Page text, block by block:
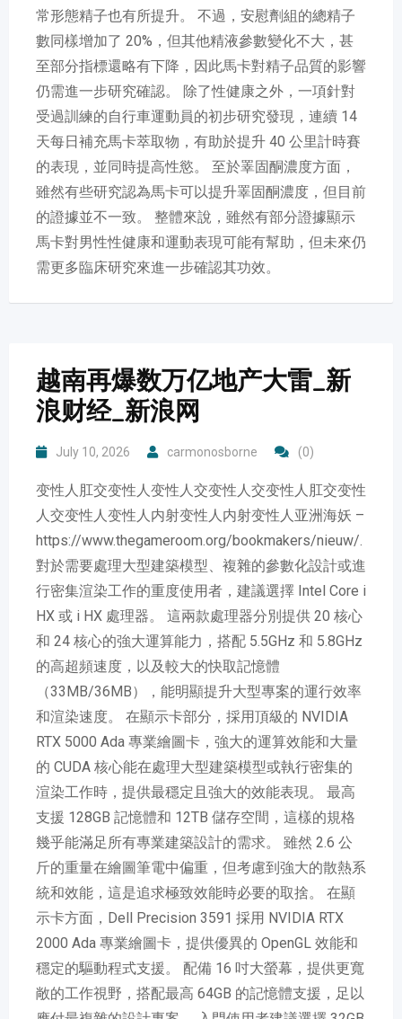
常形態精子也有所提升。 不過，安慰劑組的總精子
數同樣增加了 20%，但其他精液參數變化不大，甚
至部分指標還略有下降，因此馬卡對精子品質的影響
仍需進一步研究確認。 除了性健康之外，一項針對
受過訓練的自行車運動員的初步研究發現，連續 14
天每日補充馬卡萃取物，有助於提升 40 公里計時賽
的表現，並同時提高性慾。 至於睪固酮濃度方面，
雖然有些研究認為馬卡可以提升睪固酮濃度，但目前
的證據並不一致。 整體來說，雖然有部分證據顯示
馬卡對男性性健康和運動表現可能有幫助，但未來仍
需更多臨床研究來進一步確認其功效。
越南再爆数万亿地产大雷_新
浪财经_新浪网
July 10, 2026 carmonosborne (0)
变性人肛交变性人变性人交变性人交变性人肛交变性
人交变性人变性人内射变性人内射变性人亚洲海妖 –
https://www.thegameroom.org/bookmakers/nieuw/.
對於需要處理大型建築模型、複雜的參數化設計或進
行密集渲染工作的重度使用者，建議選擇 Intel Core i
HX 或 i HX 處理器。 這兩款處理器分別提供 20 核心
和 24 核心的強大運算能力，搭配 5.5GHz 和 5.8GHz
的高超頻速度，以及較大的快取記憶體
（33MB/36MB），能明顯提升大型專案的運行效率
和渲染速度。 在顯示卡部分，採用頂級的 NVIDIA
RTX 5000 Ada 專業繪圖卡，強大的運算效能和大量
的 CUDA 核心能在處理大型建築模型或執行密集的
渲染工作時，提供最穩定且強大的效能表現。 最高
支援 128GB 記憶體和 12TB 儲存空間，這樣的規格
幾乎能滿足所有專業建築設計的需求。 雖然 2.6 公
斤的重量在繪圖筆電中偏重，但考慮到強大的散熱系
統和效能，這是追求極致效能時必要的取捨。 在顯
示卡方面，Dell Precision 3591 採用 NVIDIA RTX
2000 Ada 專業繪圖卡，提供優異的 OpenGL 效能和
穩定的驅動程式支援。 配備 16 吋大螢幕，提供更寬
敞的工作視野，搭配最高 64GB 的記憶體支援，足以